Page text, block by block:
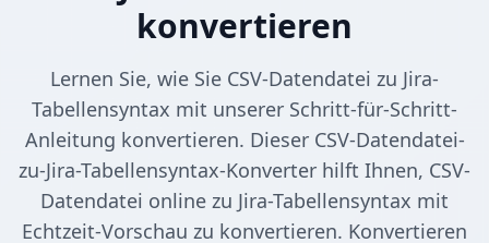
konvertieren
Lernen Sie, wie Sie CSV-Datendatei zu Jira-
Tabellensyntax mit unserer Schritt-für-Schritt-
Anleitung konvertieren. Dieser CSV-Datendatei-
zu-Jira-Tabellensyntax-Konverter hilft Ihnen, CSV-
Datendatei online zu Jira-Tabellensyntax mit
Echtzeit-Vorschau zu konvertieren. Konvertieren